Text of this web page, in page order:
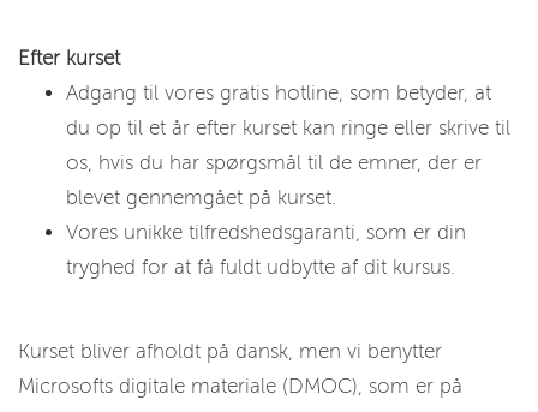
Efter kurset
Adgang til vores gratis hotline, som betyder, at
du op til et år efter kurset kan ringe eller skrive til
os, hvis du har spørgsmål til de emner, der er
blevet gennemgået på kurset.
Vores unikke tilfredshedsgaranti, som er din
tryghed for at få fuldt udbytte af dit kursus.
Kurset bliver afholdt på dansk, men vi benytter
Microsofts digitale materiale (DMOC), som er på